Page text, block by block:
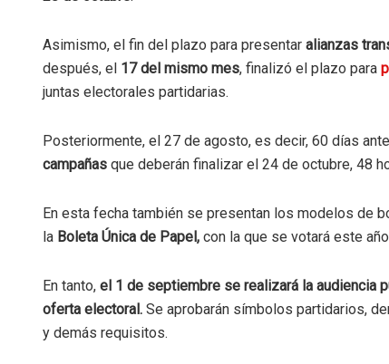
Asimismo, el fin del plazo para presentar alianzas
después, el 17 del mismo mes, finalizó el plazo para
juntas electorales partidarias.
Posteriormente, el 27 de agosto, es decir, 60 días
campañas que deberán finalizar el 24 de octubre, 48
En esta fecha también se presentan los modelos de
la Boleta Única de Papel, con la que se votará este
En tanto, el 1 de septiembre se realizará la audiencia
oferta electoral. Se aprobarán símbolos partidarios,
y demás requisitos.